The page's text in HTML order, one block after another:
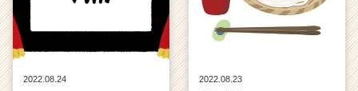
2022.08.24
2022.08.23